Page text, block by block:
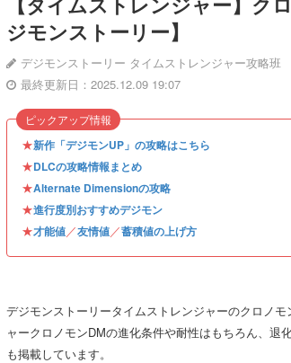
ジモンストーリー】
デジモンストーリー タイムストレンジャー攻略班
最終更新日：2025.12.09 19:07
★新作「デジモンUP」の攻略はこちら
★DLCの攻略情報まとめ
★Alternate Dimensionの攻略
★進行度別おすすめデジモン
★才能値／友情値／蓄積値の上げ方
ピックアップ情報
デジモンストーリータイムストレンジャーのクロノ
ャークロノモンDMの進化条件や耐性はもちろん、
も掲載しています。